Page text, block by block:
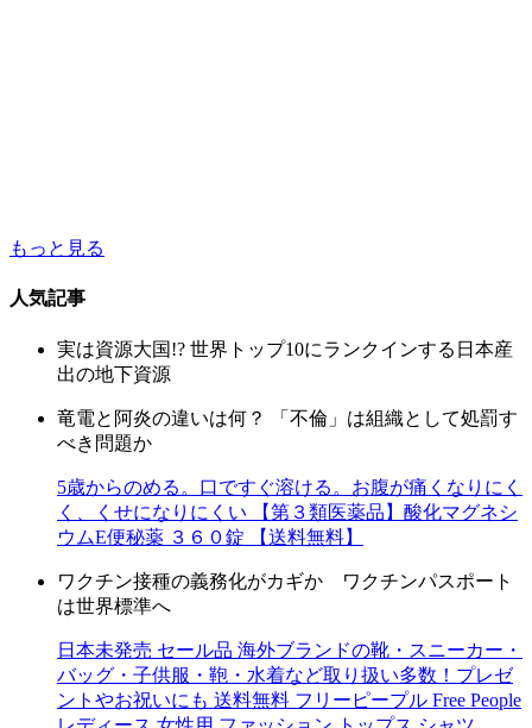
もっと見る
人気記事
実は資源大国!? 世界トップ10にランクインする日本産
出の地下資源
竜電と阿炎の違いは何？ 「不倫」は組織として処罰す
べき問題か
5歳からのめる。口ですぐ溶ける。お腹が痛くなりにく
く、くせになりにくい 【第３類医薬品】酸化マグネシ
ウムE便秘薬 ３６０錠 【送料無料】
ワクチン接種の義務化がカギか ワクチンパスポート
は世界標準へ
日本未発売 セール品 海外ブランドの靴・スニーカー・
バッグ・子供服・鞄・水着など取り扱い多数！プレゼ
ントやお祝いにも 送料無料 フリーピープル Free People